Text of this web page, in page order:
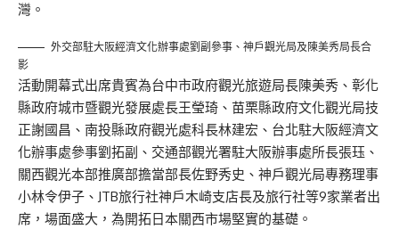
灣。
外交部駐大阪經濟文化辦事處劉副參事、神戶觀光局及陳美秀局長合
影
活動開幕式出席貴賓為台中市政府觀光旅遊局長陳美秀、彰化
縣政府城市暨觀光發展處長王瑩琦、苗栗縣政府文化觀光局技
正謝國昌、南投縣政府觀光處科長林建宏、台北駐大阪經濟文
化辦事處參事劉拓副、交通部觀光署駐大阪辦事處所長張珏、
關西觀光本部推廣部擔當部長佐野秀史、神戶觀光局專務理事
小林令伊子、JTB旅行社神戶木崎支店長及旅行社等9家業者出
席，場面盛大，為開拓日本關西市場堅實的基礎。